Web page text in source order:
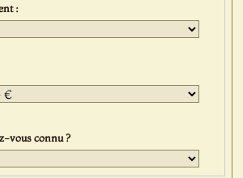
:
vous connu ?